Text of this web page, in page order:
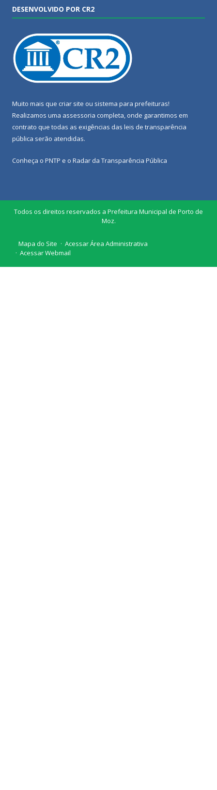
DESENVOLVIDO POR CR2
Muito mais que criar site ou sistema para prefeituras!
Realizamos uma assessoria completa, onde garantimos em
contrato que todas as exigências das leis de transparência
pública serão atendidas.
Conheça o PNTP e o Radar da Transparência Pública
Todos os direitos reservados a Prefeitura Municipal de Porto de
Moz.
Mapa do Site
Acessar Área Administrativa
Acessar Webmail